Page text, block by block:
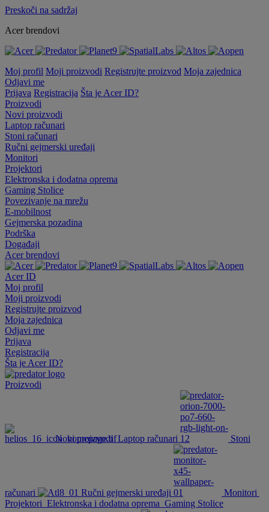
Preskoči na sadržaj
Acer brendovi
Moj profil Moji proizvodi Registrujte proizvod Moja zajednica
Odjavi me
Prijava Registracija Šta je Acer ID?
Proizvodi
Novi proizvodi
Laptop računari
Stoni računari
Ručni gejmerski uređaji
Monitori
Projektori
Elektronska i dodatna oprema
Gaming Stolice
Povezivanje na mrežu
E-mobilnost
Gejmerska pozadina
Podrška
Događaji
Acer brendovi
Acer ID
Moj profil
Moji proizvodi
Registrujte proizvod
Moja zajednica
Odjavi me
Prijava
Registracija
Šta je Acer ID?
Proizvodi
Novi proizvodi Laptop računari Stoni
računari Ručni gejmerski uređaji
Monitori
Projektori Elektronska i dodatna oprema Gaming Stolice